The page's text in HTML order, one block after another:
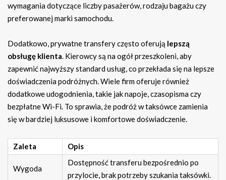
wymagania dotyczące liczby pasażerów, rodzaju bagażu czy
preferowanej marki samochodu.
Dodatkowo, prywatne transfery często oferują lepszą
obsługę klienta. Kierowcy są na ogół przeszkoleni, aby
zapewnić najwyższy standard usług, co przekłada się na lepsze
doświadczenia podróżnych. Wiele firm oferuje również
dodatkowe udogodnienia, takie jak napoje, czasopisma czy
bezpłatne Wi-Fi. To sprawia, że podróż w taksówce zamienia
się w bardziej luksusowe i komfortowe doświadczenie.
Zaleta Opis
Wygoda
Dostępność transferu bezpośrednio po
przylocie, brak potrzeby szukania taksówki.